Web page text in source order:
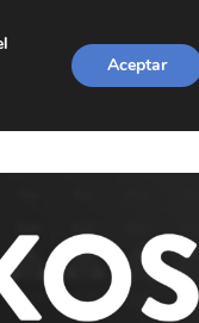
MarcasAceptar